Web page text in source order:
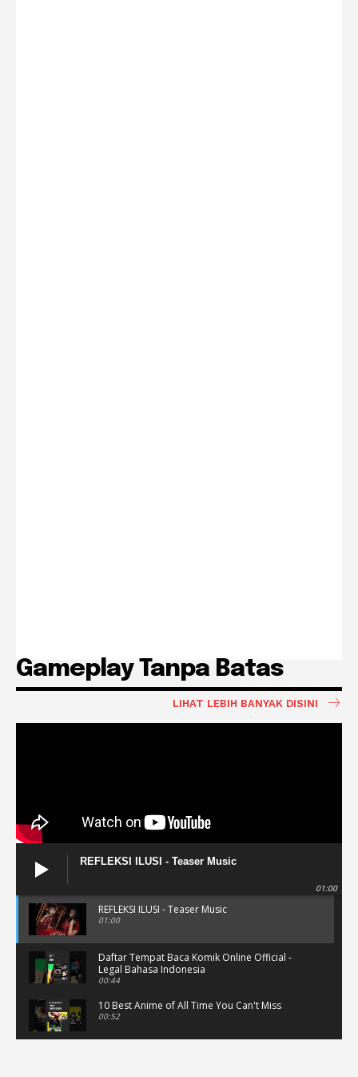
Gameplay Tanpa Batas
LIHAT LEBIH BANYAK DISINI
REFLEKSI ILUSI - Teaser Music
01:00
REFLEKSI ILUSI - Teaser Music
01:00
Daftar Tempat Baca Komik Online Official -
Legal Bahasa Indonesia
00:44
10 Best Anime of All Time You Can't Miss
00:52